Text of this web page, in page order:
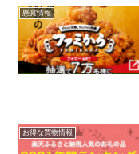
懸賞情報
お得な買物情報